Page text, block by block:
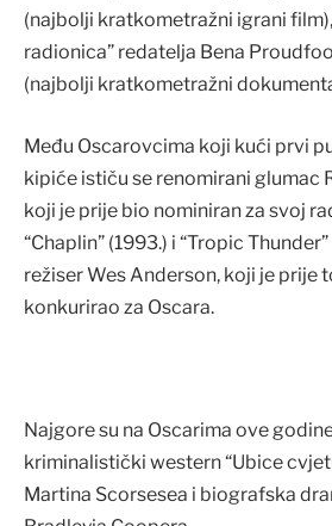
(najbolji kratkometražni igrani
radionica” redatelja Bena
(najbolji kratkometražni
Među Oscarovcima koji kući prvi
kipiće ističu se renomirani glumac
koji je prije bio nominiran za svoj
“Chaplin” (1993.) i “Tropic
režiser Wes Anderson, koji je prije
konkurirao za Oscara.
Najgore su na Oscarima ove
kriminalistički western “Ubice
Martina Scorsesea i biografska